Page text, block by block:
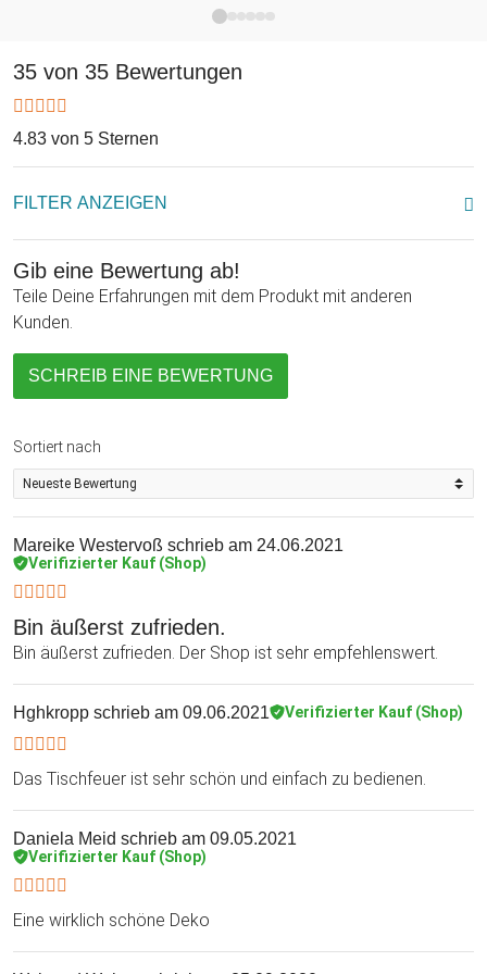
35 von 35 Bewertungen
4.83 von 5 Sternen
FILTER ANZEIGEN
Gib eine Bewertung ab!
Teile Deine Erfahrungen mit dem Produkt mit anderen
Kunden.
SCHREIB EINE BEWERTUNG
Sortiert nach
Mareike Westervoß schrieb am 24.06.2021
Verifizierter Kauf (Shop)
Bin äußerst zufrieden.
Bin äußerst zufrieden. Der Shop ist sehr empfehlenswert.
Hghkropp schrieb am 09.06.2021 Verifizierter Kauf (Shop)
Das Tischfeuer ist sehr schön und einfach zu bedienen.
Daniela Meid schrieb am 09.05.2021
Verifizierter Kauf (Shop)
Eine wirklich schöne Deko